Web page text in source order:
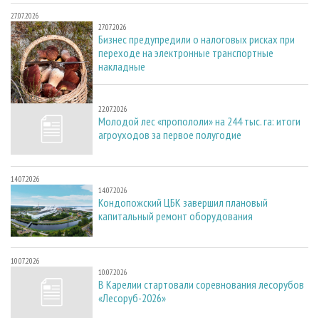
27.07.2026
27.07.2026
Бизнес предупредили о налоговых рисках при
переходе на электронные транспортные
накладные
22.07.2026
22.07.2026
Молодой лес «пропололи» на 244 тыс. га: итоги
агроуходов за первое полугодие
14.07.2026
14.07.2026
Кондопожский ЦБК завершил плановый
капитальный ремонт оборудования
10.07.2026
10.07.2026
В Карелии стартовали соревнования лесорубов
«Лесоруб-2026»